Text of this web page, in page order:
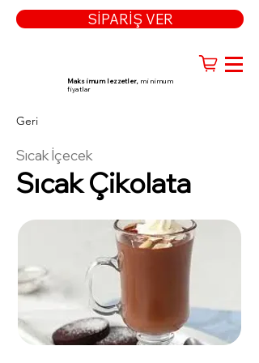
SİPARİŞ VER
Maksimum lezzetler, minimum
fiyatlar
Geri
Sıcak İçecek
Sıcak Çikolata